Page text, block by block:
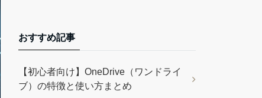
おすすめ記事
【初心者向け】OneDrive（ワンドライ
ブ）の特徴と使い方まとめ